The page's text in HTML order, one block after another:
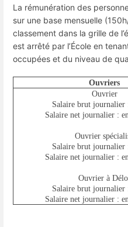
La rémunération des
sur une base mensuelle
classement dans la grille de
est arrêté par l’École en
occupées et du niveau de
Ouvriers
Ouvrier
Salaire brut journalier
Salaire net journalier :
Ouvrier
Salaire brut journalier
Salaire net journalier :
Ouvrier à
Salaire brut journalier
Salaire net journalier :